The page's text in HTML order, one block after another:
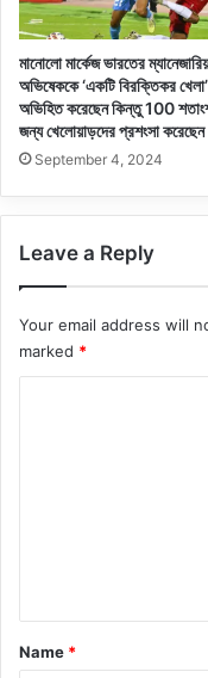
মানোলো মার্কেজ ভারতের
অভিষেককে ‘একটি বিরক্তিকর
অভিহিত করেছেন কিন্তু 100
জন্য খেলোয়াড়দের প্রশংসা করেছেন
September 4, 2024
Leave a Reply
Your email address will
marked *
*
Name *